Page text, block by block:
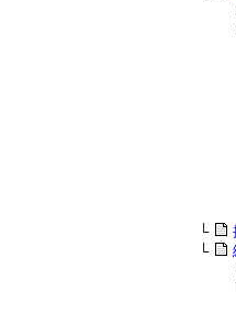
└
└